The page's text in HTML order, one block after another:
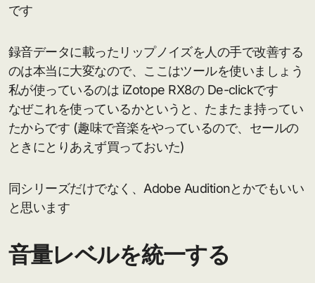
です
録音データに載ったリップノイズを人の手で改善する
のは本当に大変なので、ここはツールを使いましょう
私が使っているのは iZotope RX8の De-clickです
なぜこれを使っているかというと、たまたま持ってい
たからです (趣味で音楽をやっているので、セールの
ときにとりあえず買っておいた)
同シリーズだけでなく、Adobe Auditionとかでもいい
と思います
音量レベルを統一する